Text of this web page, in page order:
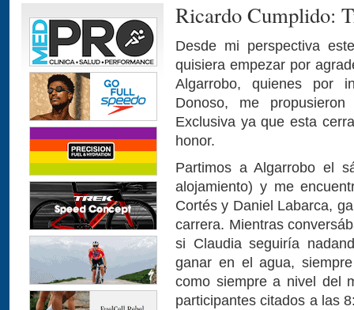
Ricardo Cumplido:
Desde mi perspectiva
quisiera empezar por
Algarrobo, quienes por
Donoso, me
Exclusiva ya que esta
honor.
Partimos a Algarrobo el
alojamiento) y me
Cortés y Daniel Labarca,
carrera. Mientras
si Claudia seguiría
ganar en el agua,
como siempre a nivel del
participantes citados a las